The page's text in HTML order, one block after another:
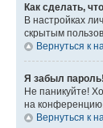
Как сделать,
В настройках
скрытым
Вернуться к
Я забыл пароль!
Не паникуйте!
на конференцию.
Вернуться к